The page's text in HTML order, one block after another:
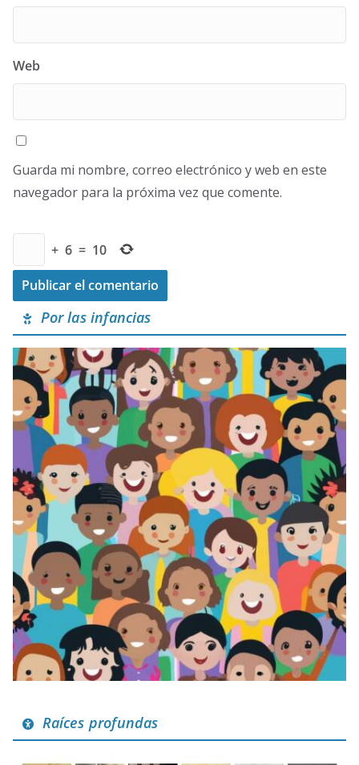
Web
Guarda mi nombre, correo electrónico y web en este
navegador para la próxima vez que comente.
+ 6 = 10
Por las infancias
Raíces profundas